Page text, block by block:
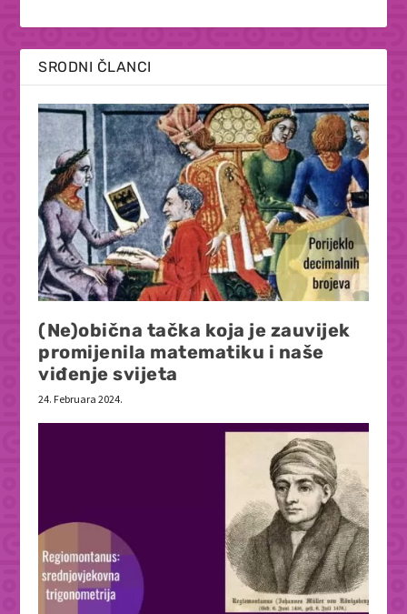
SRODNI ČLANCI
(Ne)obična tačka koja je zauvijek
promijenila matematiku i naše
viđenje svijeta
24. Februara 2024.